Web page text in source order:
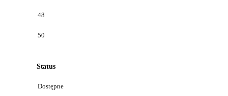
48
50
Status
Dostępne